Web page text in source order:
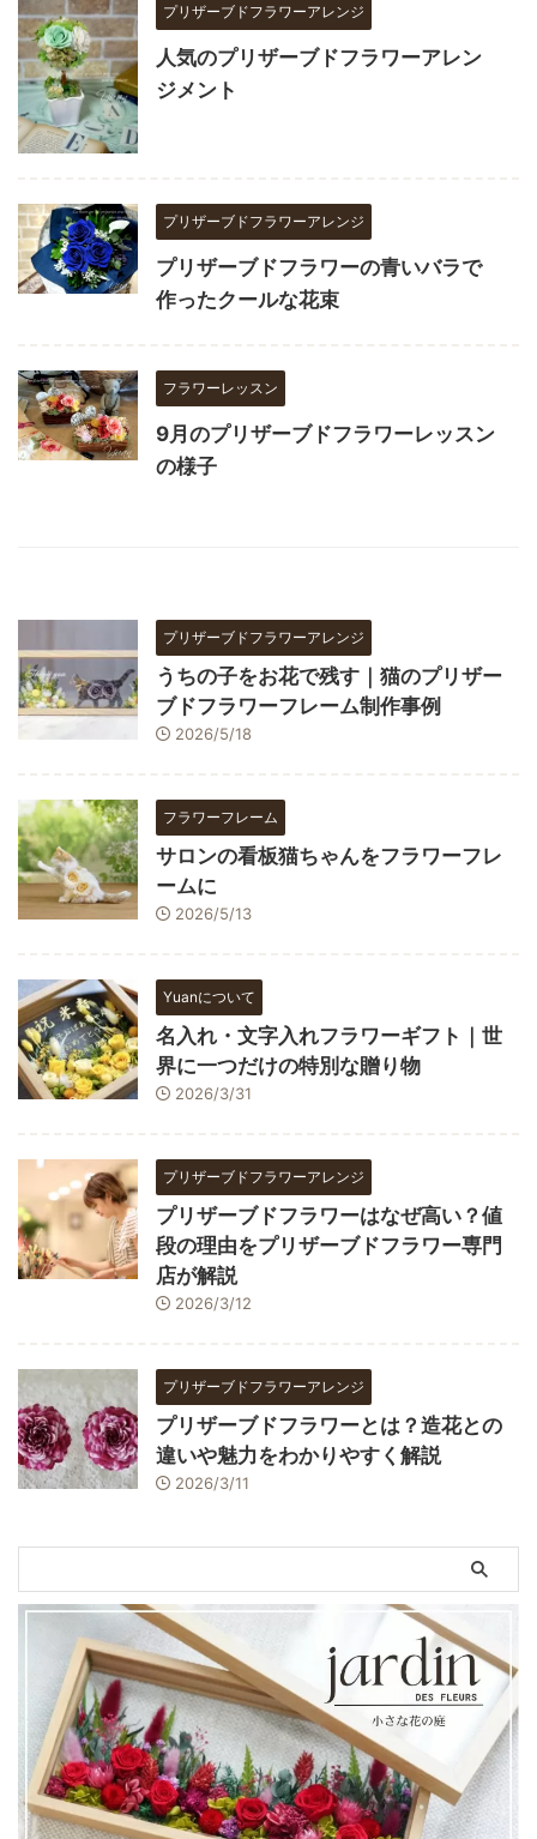
プリザーブドフラワーアレンジ
人気のプリザーブドフラワーアレン
ジメント
プリザーブドフラワーアレンジ
プリザーブドフラワーの青いバラで
作ったクールな花束
フラワーレッスン
9月のプリザーブドフラワーレッスン
の様子
プリザーブドフラワーアレンジ
うちの子をお花で残す｜猫のプリザー
ブドフラワーフレーム制作事例
2026/5/18
フラワーフレーム
サロンの看板猫ちゃんをフラワーフレ
ームに
2026/5/13
Yuanについて
名入れ・文字入れフラワーギフト｜世
界に一つだけの特別な贈り物
2026/3/31
プリザーブドフラワーアレンジ
プリザーブドフラワーはなぜ高い？値
段の理由をプリザーブドフラワー専門
店が解説
2026/3/12
プリザーブドフラワーアレンジ
プリザーブドフラワーとは？造花との
違いや魅力をわかりやすく解説
2026/3/11